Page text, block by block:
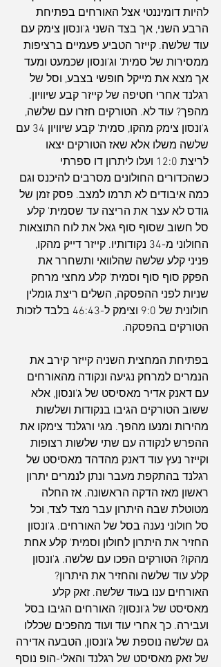
להיות דומיננטי אצל האורחים בפתיחת
הרבע השני, אך בצד השני ג'ונסון צימק עם
עוד שלשה. קייזר הטביע פעמיים ברציפות
ממסירות של סמית' וג'ונסון שכמעט ומעד
אך מצא את מייקל חופשי בצבע, וסל של
רגלנד אחרי חטיפה של קייזר קבע שיוויון.
מהפך? עוד לא. הטורקים חזרו עם שלשה,
ג'ונסון צימק מהקו, סמית' קבע שיוויון 34 עם
שלשה משלו אלא שאז הטורקים יצאו
לריצת 12:0 ועלו ליתרון דו ספרתי
כשהכדורים החולונים מסרבים להיכנס וגם
כמה איבודים לא תרמו למצב. פסק זמן של
גודס לא עצר את הריצה עד שסמית' קלע
סל חשוב שסוף סוף גאל את לוח התוצאות
החולוני מ-34 נקודותיו. קייזר דייק מהקו,
פניני קלע שלשה שהלוואי ותשחרר את
הפקק סוף סוף וסמית' קלע מחצי מרחק
שניות לפני ההפסקה, השלים ריצת גומלין
חולונית של 9:0 וצימק ל-46:43 בלבד לזכות
הטורקים בהפסקה.
בפתיחת המחצית השניה קייזר קירב את
הנמרים למרחק נגיעה ונקודה מהאורחים
עם דאנק אדיר מאסיסט של ג'ונסון, אלא
ששוב הטורקים הגיבו בנקודות ושלשות
מהירות ומנעו מהפך. מגי ורגלנד צימקו את
ההפרש לנקודה עם שתי שלשות רצופות
וקייזר נעץ עוד דאנק מהדהד מאסיסט של
רגלנד בהתקפת מעבר ונתן לנמרים יתרון
ראשון מאז הדקה הראשונה. אז החלה
מטוטלת שבה היתרון עבר מצד לצד, וכל
סל חולוני נענה בסל של האורחים. ג'ונסון
החזיר את היתרון לחולון וסמית' קלע אחת
מהקו? הטורקים הפכו עם שלשה. ג'ונסון
קלע עוד שלשה והחזיר את היתרון?
האורחים ענו בעוד שלשה. זאק קלע
מאסיסט של ג'ונסון? האורחים הגיבו בסל
ועבירה. כך אחרי עוד ועוד מהפכים שכללו
גם שלשה נוספת של ג'ונסון, הטבעה אדירה
של זאק מאסיסט של רגלנד והאלי-הופ נוסף